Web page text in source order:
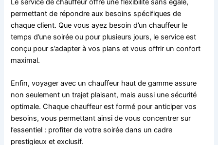
Le service de chauffeur offre une flexibilité sans égale,
permettant de répondre aux besoins spécifiques de
chaque client. Que vous ayez besoin d’un chauffeur le
temps d’une soirée ou pour plusieurs jours, le service est
conçu pour s’adapter à vos plans et vous offrir un confort
maximal.
Enfin, voyager avec un chauffeur haut de gamme assure
non seulement un trajet plaisant, mais aussi une sécurité
optimale. Chaque chauffeur est formé pour anticiper vos
besoins, vous permettant ainsi de vous concentrer sur
l’essentiel : profiter de votre soirée dans un cadre
prestigieux et exclusif.